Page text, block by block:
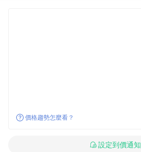
價格趨勢怎麼看？
設定到價通知